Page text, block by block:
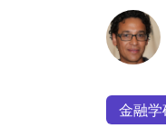
金融学